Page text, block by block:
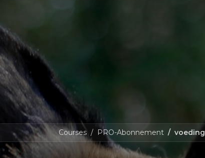
Courses PRO-Abonnement voeding